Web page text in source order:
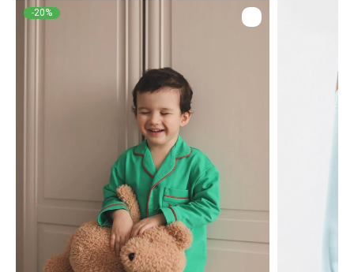
-20%
© 2022 - 2026 MiaGia – бренд одежды для детей
Данные и конфиденциальность |Договор оферты |Карта сайта
Для клиентов
Предложения и сотрудничество